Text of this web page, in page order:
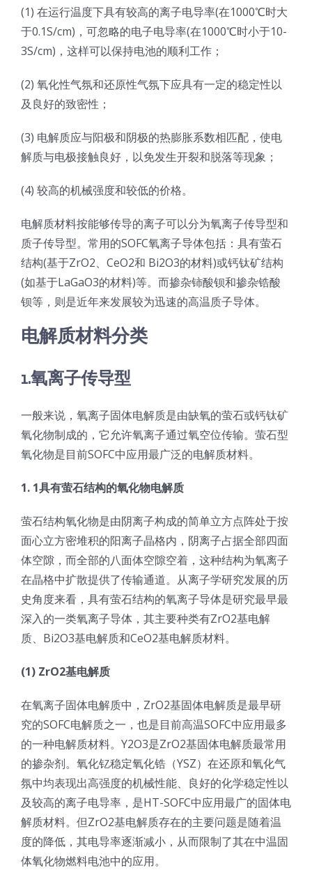
喷涂的影响因素
超声波喷雾成型系统
流量
双进液
耐化学腐蚀的喷嘴
喷嘴兼容性
(1) 在运行温度下具有较高的离子电导率(在1000℃时大
于0.1S/cm)，可忽略的电子电导率(在1000℃时小于10-
3S/cm)，这样可以保持电池的顺利工作；
(2) 氧化性气氛和还原性气氛下应具有一定的稳定性以
及良好的致密性；
(3) 电解质应与阳极和阴极的热膨胀系数相匹配，使电
解质与电极接触良好，以免发生开裂和脱落等现象；
(4) 较高的机械强度和较低的价格。
电解质材料按能够传导的离子可以分为氧离子传导型和
质子传导型。常用的SOFC氧离子导体包括：具有萤石
结构(基于ZrO2、CeO2和 Bi2O3的材料)或钙钛矿结构
(如基于LaGaO3的材料)等。而掺杂铈酸钡和掺杂锆酸
钡等，则是近年来发展较为迅速的高温质子导体。
电解质材料分类
1.氧离子传导型
一般来说，氧离子固体电解质是由缺氧的萤石或钙钛矿
氧化物制成的，它允许氧离子通过氧空位传输。萤石型
氧化物是目前SOFC中应用最广泛的电解质材料。
1. 1具有萤石结构的氧化物电解质
萤石结构氧化物是由阴离子构成的简单立方点阵处于按
面心立方密堆积的阳离子晶格内，阴离子占据全部四面
体空隙，而全部的八面体空隙空着，这种结构为氧离子
在晶格中扩散提供了传输通道。从离子学研究发展的历
史角度来看，具有萤石结构的氧离子导体是研究最早最
深入的一类氧离子导体，其主要种类有ZrO2基电解
质、Bi2O3基电解质和CeO2基电解质材料。
(1) ZrO2基电解质
在氧离子固体电解质中，ZrO2基固体电解质是最早研
究的SOFC电解质之一，也是目前高温SOFC中应用最多
的一种电解质材料。Y2O3是ZrO2基固体电解质最常用
的掺杂剂。氧化钇稳定氧化锆（YSZ）在还原和氧化气
氛中均表现出高强度的机械性能、良好的化学稳定性以
及较高的离子电导率，是HT-SOFC中应用最广的固体电
解质材料。但ZrO2基电解质存在的主要问题是随着温
度的降低，其电导率逐渐减小，从而限制了其在中温固
体氧化物燃料电池中的应用。